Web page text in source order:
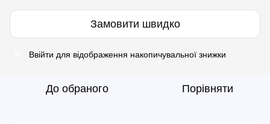
Замовити швидко
Ввійти для відображення накопичувальної знижки
До обраного Порівняти